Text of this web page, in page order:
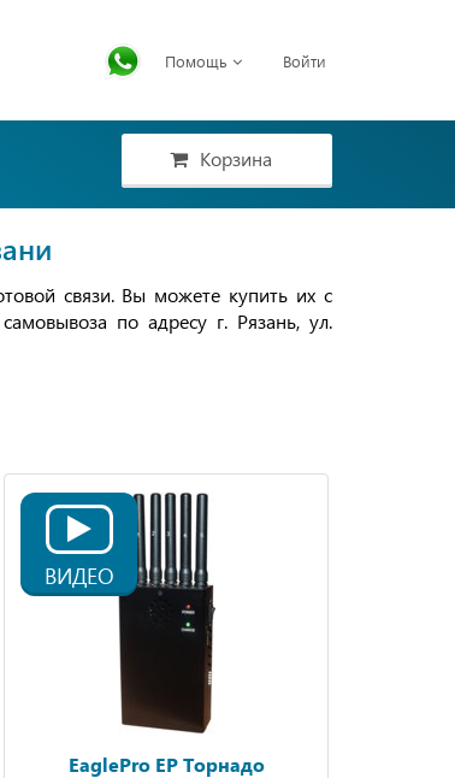
Помощь Войти
Корзина
связи. Вы можете купить их с
по адресу г. Рязань, ул.
ВИДЕО
EaglePro EP Торнадо